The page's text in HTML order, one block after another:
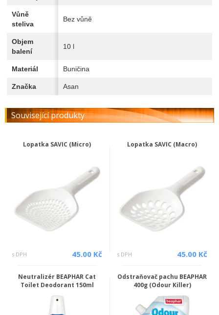
Vůně
steliva
Bez vůně
Objem
balení
10 l
Materiál Buničina
Značka Asan
Související produkty
Lopatka SAVIC (Micro)
s DPH 45.00 Kč
Lopatka SAVIC (Macro)
s DPH 45.00 Kč
Neutralizér BEAPHAR Cat
Toilet Deodorant 150ml
Odstraňovač pachu BEAPHAR
400g (Odour Killer)